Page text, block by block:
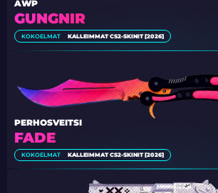
GUNGNIR
AWP
KOKOELMAT KALLEIMMAT CS2-SKINIT [2026]
FADE
PERHOSVEITSI
KOKOELMAT KALLEIMMAT CS2-SKINIT [2026]